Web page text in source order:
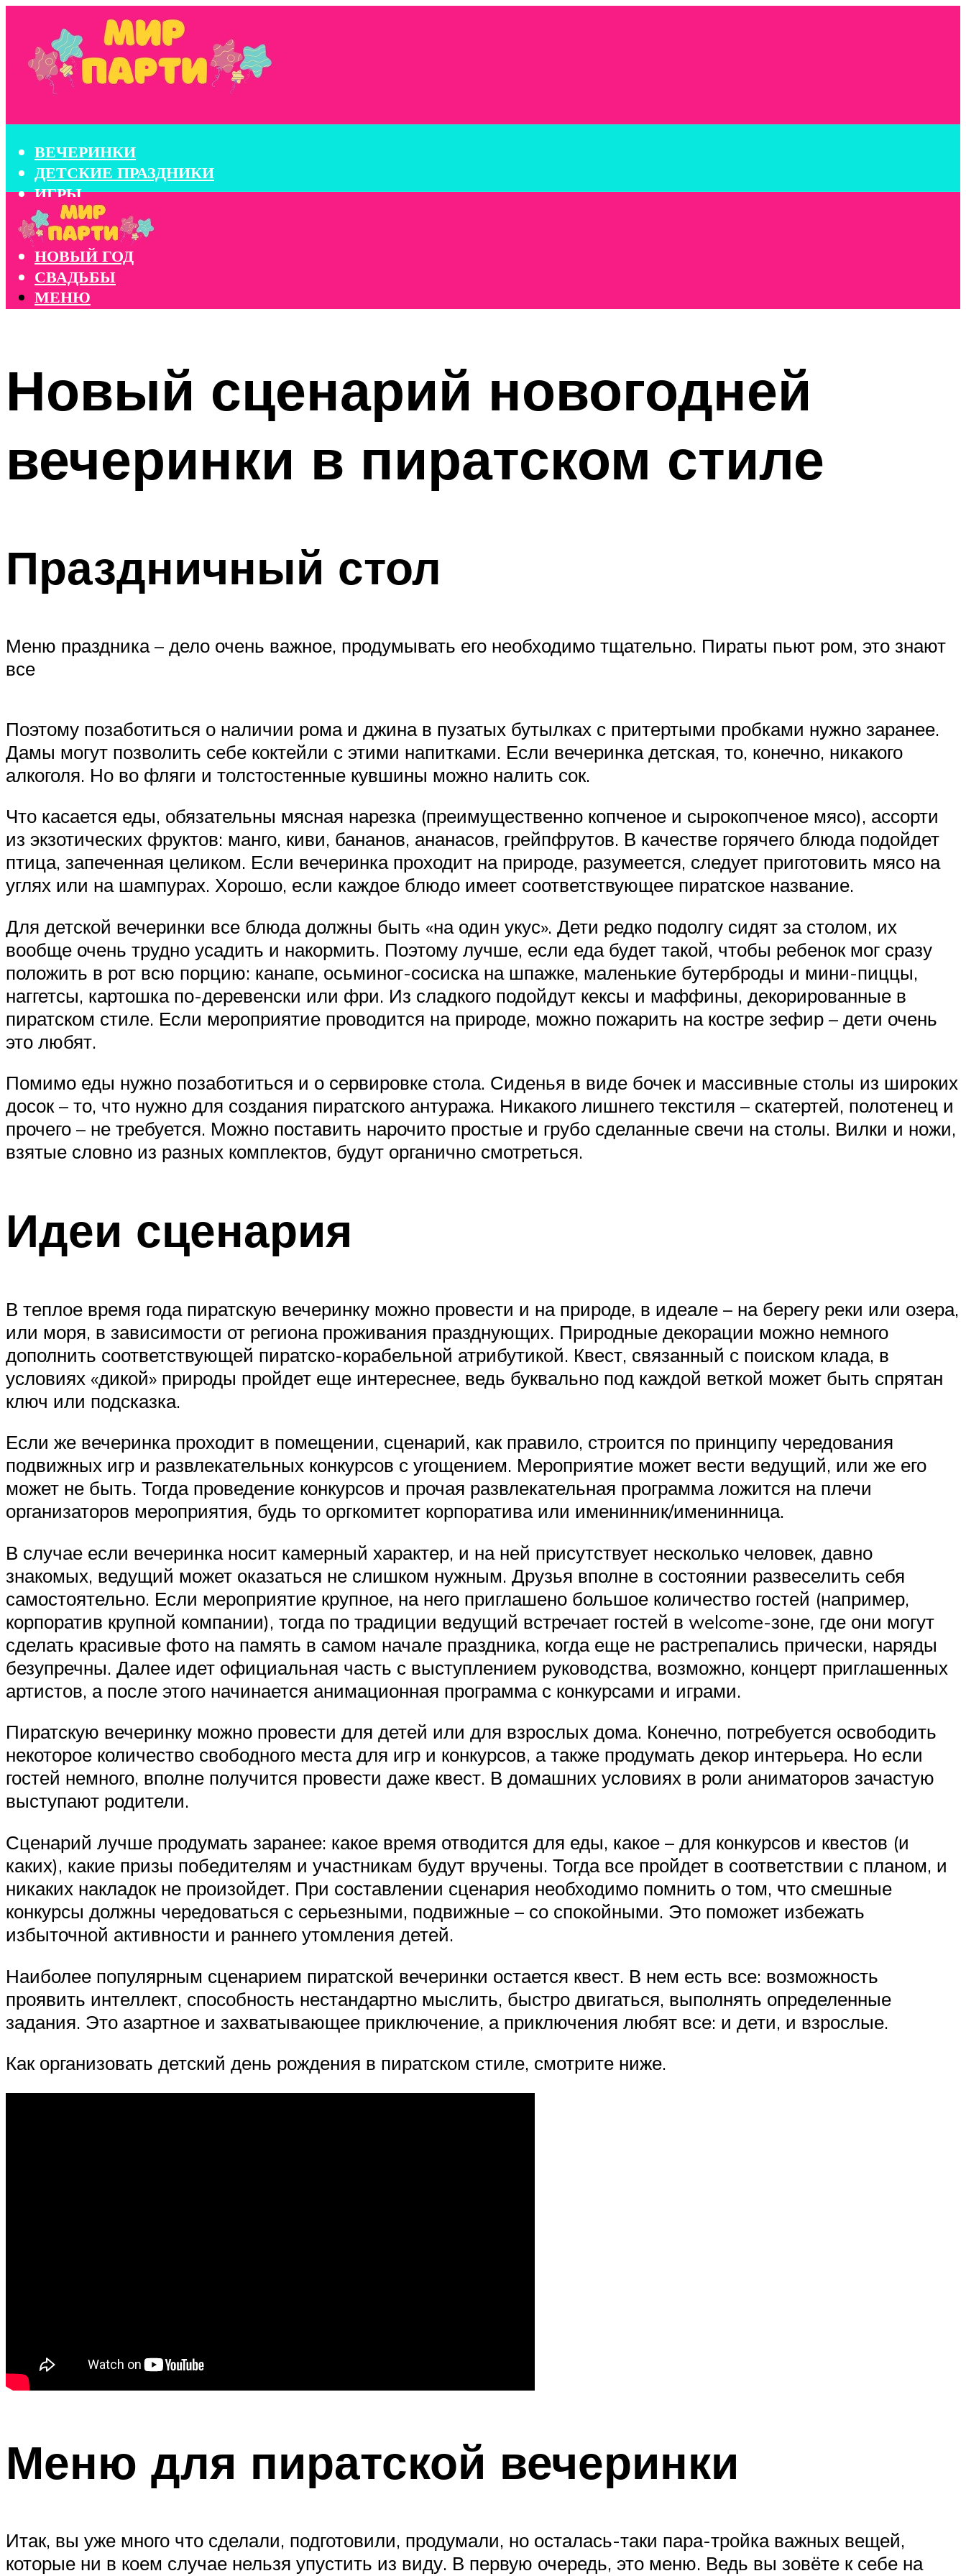
ВЕЧЕРИНКИ
ДЕТСКИЕ ПРАЗДНИКИ
ИГРЫ
КОНКУРСЫ
КОРПОРАТИВЫ
НОВЫЙ ГОД
СВАДЬБЫ
МЕНЮ
Новый сценарий новогодней
вечеринки в пиратском стиле
Праздничный стол
Меню праздника – дело очень важное, продумывать его необходимо тщательно. Пираты пьют ром, это знают
все
Поэтому позаботиться о наличии рома и джина в пузатых бутылках с притертыми пробками нужно заранее.
Дамы могут позволить себе коктейли с этими напитками. Если вечеринка детская, то, конечно, никакого
алкоголя. Но во фляги и толстостенные кувшины можно налить сок.
Что касается еды, обязательны мясная нарезка (преимущественно копченое и сырокопченое мясо), ассорти
из экзотических фруктов: манго, киви, бананов, ананасов, грейпфрутов. В качестве горячего блюда подойдет
птица, запеченная целиком. Если вечеринка проходит на природе, разумеется, следует приготовить мясо на
углях или на шампурах. Хорошо, если каждое блюдо имеет соответствующее пиратское название.
Для детской вечеринки все блюда должны быть «на один укус». Дети редко подолгу сидят за столом, их
вообще очень трудно усадить и накормить. Поэтому лучше, если еда будет такой, чтобы ребенок мог сразу
положить в рот всю порцию: канапе, осьминог-сосиска на шпажке, маленькие бутерброды и мини-пиццы,
наггетсы, картошка по-деревенски или фри. Из сладкого подойдут кексы и маффины, декорированные в
пиратском стиле. Если мероприятие проводится на природе, можно пожарить на костре зефир – дети очень
это любят.
Помимо еды нужно позаботиться и о сервировке стола. Сиденья в виде бочек и массивные столы из широких
досок – то, что нужно для создания пиратского антуража. Никакого лишнего текстиля – скатертей, полотенец и
прочего – не требуется. Можно поставить нарочито простые и грубо сделанные свечи на столы. Вилки и ножи,
взятые словно из разных комплектов, будут органично смотреться.
Идеи сценария
В теплое время года пиратскую вечеринку можно провести и на природе, в идеале – на берегу реки или озера,
или моря, в зависимости от региона проживания празднующих. Природные декорации можно немного
дополнить соответствующей пиратско-корабельной атрибутикой. Квест, связанный с поиском клада, в
условиях «дикой» природы пройдет еще интереснее, ведь буквально под каждой веткой может быть спрятан
ключ или подсказка.
Если же вечеринка проходит в помещении, сценарий, как правило, строится по принципу чередования
подвижных игр и развлекательных конкурсов с угощением. Мероприятие может вести ведущий, или же его
может не быть. Тогда проведение конкурсов и прочая развлекательная программа ложится на плечи
организаторов мероприятия, будь то оргкомитет корпоратива или именинник/именинница.
В случае если вечеринка носит камерный характер, и на ней присутствует несколько человек, давно
знакомых, ведущий может оказаться не слишком нужным. Друзья вполне в состоянии развеселить себя
самостоятельно. Если мероприятие крупное, на него приглашено большое количество гостей (например,
корпоратив крупной компании), тогда по традиции ведущий встречает гостей в welcome-зоне, где они могут
сделать красивые фото на память в самом начале праздника, когда еще не растрепались прически, наряды
безупречны. Далее идет официальная часть с выступлением руководства, возможно, концерт приглашенных
артистов, а после этого начинается анимационная программа с конкурсами и играми.
Пиратскую вечеринку можно провести для детей или для взрослых дома. Конечно, потребуется освободить
некоторое количество свободного места для игр и конкурсов, а также продумать декор интерьера. Но если
гостей немного, вполне получится провести даже квест. В домашних условиях в роли аниматоров зачастую
выступают родители.
Сценарий лучше продумать заранее: какое время отводится для еды, какое – для конкурсов и квестов (и
каких), какие призы победителям и участникам будут вручены. Тогда все пройдет в соответствии с планом, и
никаких накладок не произойдет. При составлении сценария необходимо помнить о том, что смешные
конкурсы должны чередоваться с серьезными, подвижные – со спокойными. Это поможет избежать
избыточной активности и раннего утомления детей.
Наиболее популярным сценарием пиратской вечеринки остается квест. В нем есть все: возможность
проявить интеллект, способность нестандартно мыслить, быстро двигаться, выполнять определенные
задания. Это азартное и захватывающее приключение, а приключения любят все: и дети, и взрослые.
Как организовать детский день рождения в пиратском стиле, смотрите ниже.
Меню для пиратской вечеринки
Итак, вы уже много что сделали, подготовили, продумали, но осталась-таки пара-тройка важных вещей,
которые ни в коем случае нельзя упустить из виду. В первую очередь, это меню. Ведь вы зовёте к себе на